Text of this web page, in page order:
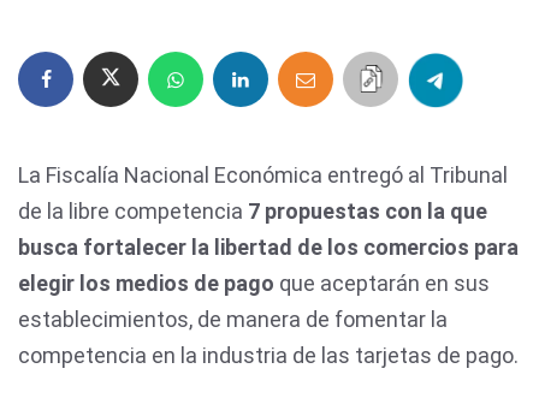
La Fiscalía Nacional Económica entregó al Tribunal
de la libre competencia 7 propuestas con la que
busca fortalecer la libertad de los comercios para
elegir los medios de pago que aceptarán en sus
establecimientos, de manera de fomentar la
competencia en la industria de las tarjetas de pago.